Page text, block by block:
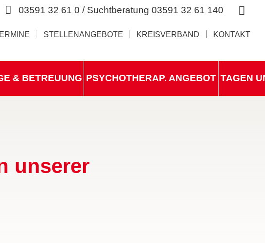
03591 32 61 0 / Suchtberatung 03591 32 61 140
STELLENANGEBOTE KREISVERBAND KONTAKT
& BETREUUNG PSYCHOTHERAP. ANGEBOT TAGEN
unserer